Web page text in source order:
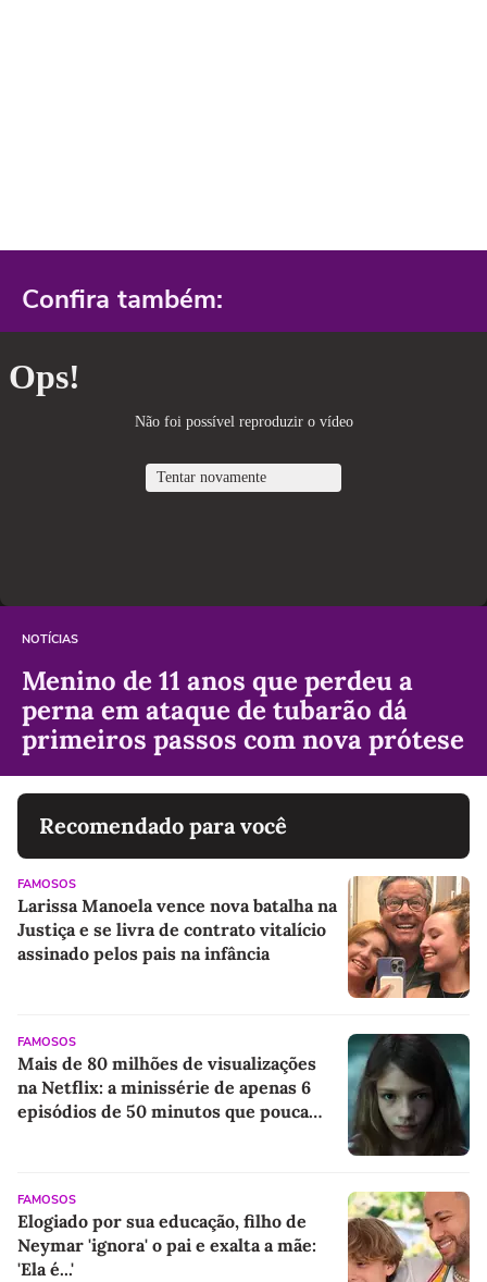
Confira também:
NOTÍCIAS
Menino de 11 anos que perdeu a
perna em ataque de tubarão dá
primeiros passos com nova prótese
Recomendado para você
FAMOSOS
Larissa Manoela vence nova batalha na
Justiça e se livra de contrato vitalício
assinado pelos pais na infância
FAMOSOS
Mais de 80 milhões de visualizações
na Netflix: a minissérie de apenas 6
episódios de 50 minutos que pouca
FAMOSOS
Elogiado por sua educação, filho de
Neymar 'ignora' o pai e exalta a mãe:
'Ela é...'